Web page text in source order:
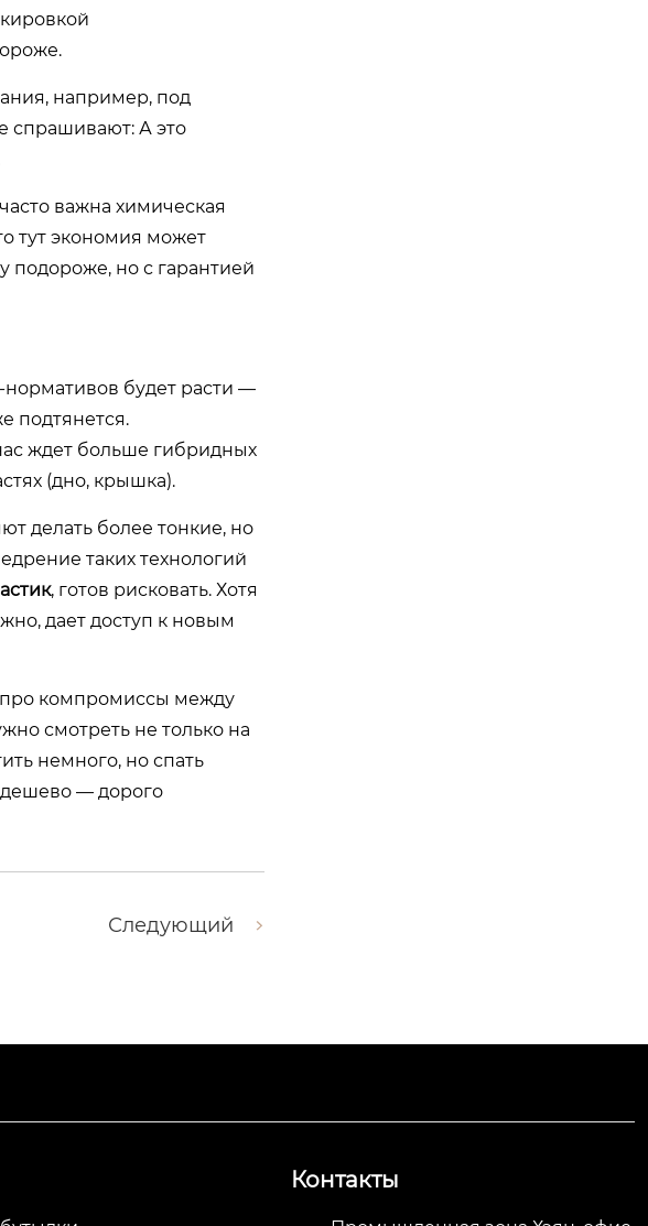
например, под
спрашивают: А это
важна химическая
тут экономия может
подороже, но с гарантией
будет расти —
подтянется.
ждет больше гибридных
(дно, крышка).
делать более тонкие, но
таких технологий
, готов рисковать. Хотя
дает доступ к новым
про компромиссы между
смотреть не только на
немного, но спать
дешево — дорого
Следующий
Контакты